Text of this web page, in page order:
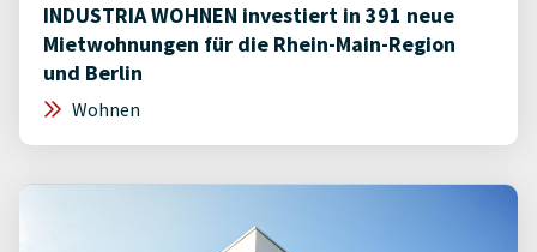
INDUSTRIA WOHNEN investiert in 391 neue
Mietwohnungen für die Rhein-Main-Region
und Berlin
Wohnen